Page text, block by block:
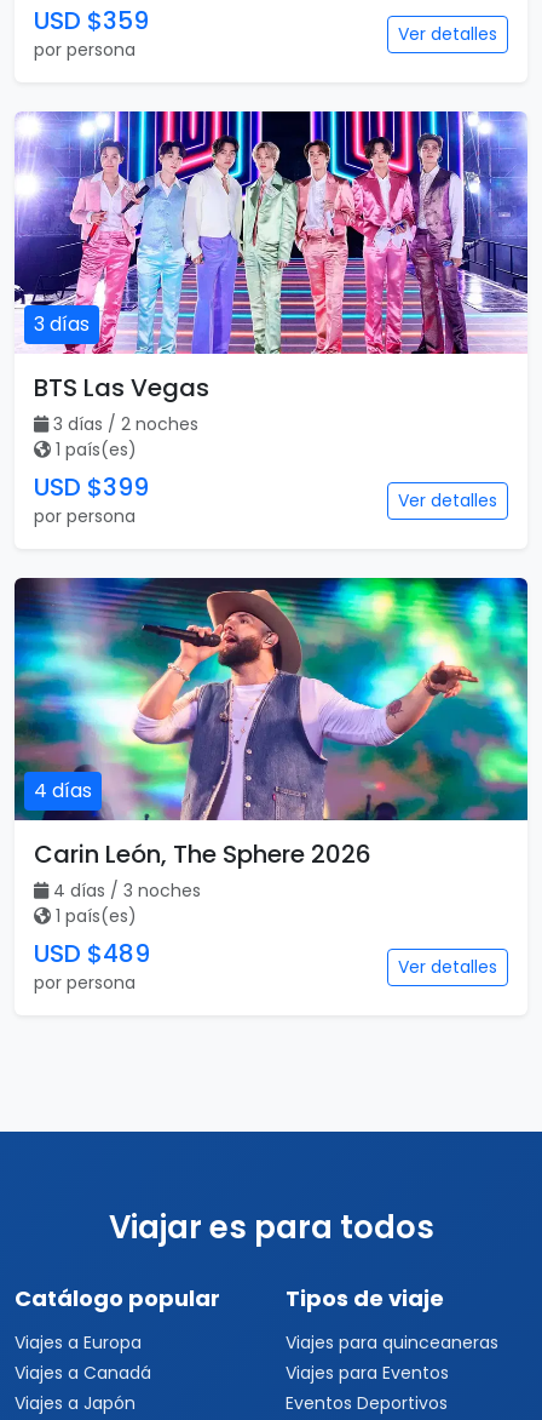
USD $359
por persona
Ver detalles
3 días
BTS Las Vegas
3 días / 2 noches
1 país(es)
USD $399
por persona
Ver detalles
4 días
Carin León, The Sphere 2026
4 días / 3 noches
1 país(es)
USD $489
por persona
Ver detalles
Viajar es para todos
Catálogo popular
Viajes a Europa
Viajes a Canadá
Viajes a Japón
Tipos de viaje
Viajes para quinceaneras
Viajes para Eventos
Eventos Deportivos